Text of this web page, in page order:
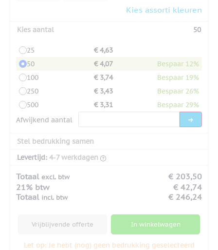
Kies assorti kleuren
Kies aantal 50
25
€ 4,63
50
€ 4,07
Bespaar 12%
100
€ 3,74
Bespaar 19%
250
€ 3,43
Bespaar 26%
500
€ 3,31
Bespaar 29%
Afwijkend aantal
Stel bedrukking samen
Levertijd: 4-7 werkdagen
Totaal excl. btw
€ 203,50
21% btw
€ 42,74
Totaal incl. btw € 246,24
Vrijblijvende offerte In winkelwagen
Let op: Je hebt (nog) geen bedrukking geselecteerd